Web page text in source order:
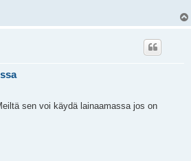
sen voi käydä lainaamassa jos on